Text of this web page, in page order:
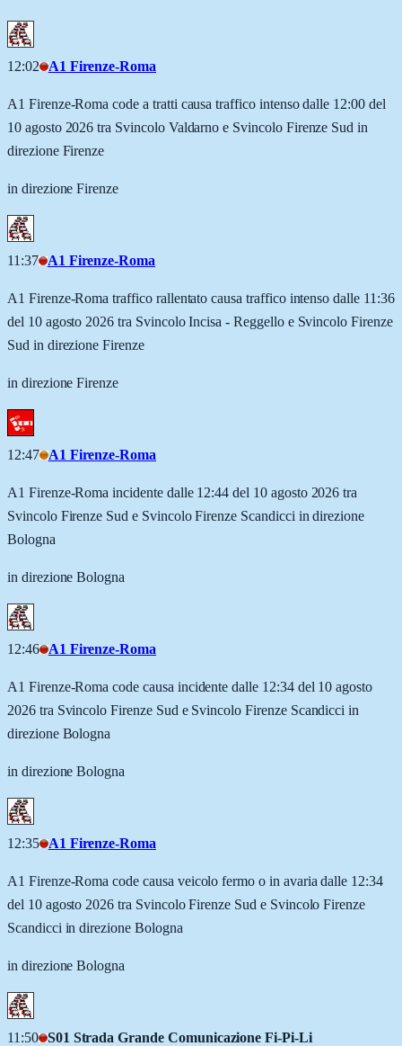
12:02 A1 Firenze-Roma
A1 Firenze-Roma code a tratti causa traffico intenso dalle 12:00 del
10 agosto 2026 tra Svincolo Valdarno e Svincolo Firenze Sud in
direzione Firenze
in direzione Firenze
11:37 A1 Firenze-Roma
A1 Firenze-Roma traffico rallentato causa traffico intenso dalle 11:36
del 10 agosto 2026 tra Svincolo Incisa - Reggello e Svincolo Firenze
Sud in direzione Firenze
in direzione Firenze
12:47 A1 Firenze-Roma
A1 Firenze-Roma incidente dalle 12:44 del 10 agosto 2026 tra
Svincolo Firenze Sud e Svincolo Firenze Scandicci in direzione
Bologna
in direzione Bologna
12:46 A1 Firenze-Roma
A1 Firenze-Roma code causa incidente dalle 12:34 del 10 agosto
2026 tra Svincolo Firenze Sud e Svincolo Firenze Scandicci in
direzione Bologna
in direzione Bologna
12:35 A1 Firenze-Roma
A1 Firenze-Roma code causa veicolo fermo o in avaria dalle 12:34
del 10 agosto 2026 tra Svincolo Firenze Sud e Svincolo Firenze
Scandicci in direzione Bologna
in direzione Bologna
11:50 S01 Strada Grande Comunicazione Fi-Pi-Li